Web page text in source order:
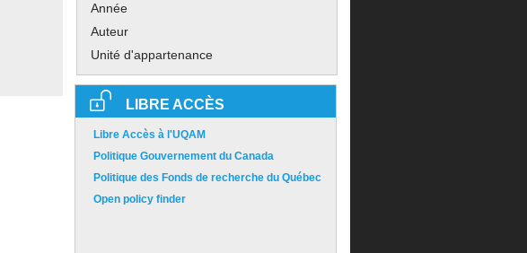
Année
Auteur
Unité d'appartenance
LIBRE ACCÈS
Libre Accès à l'UQAM
Politique Gouvernement du Canada
Politique des Fonds de recherche du Québec
Open policy finder